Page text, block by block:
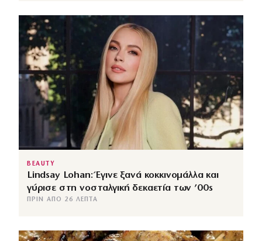
BEAUTY
Lindsay Lohan: Έγινε ξανά κοκκινομάλλα και
γύρισε στη νοσταλγική δεκαετία των ’00s
ΠΡΙΝ ΑΠΌ 26 ΛΕΠΤΆ